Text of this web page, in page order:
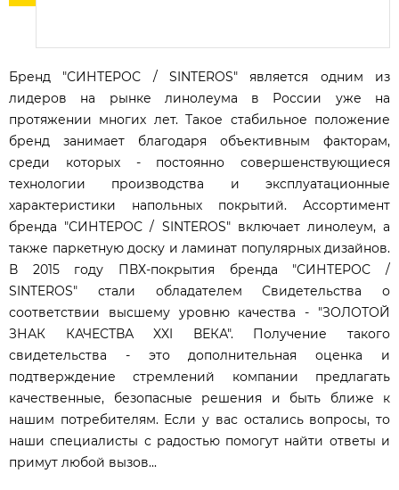
Бренд "СИНТЕРОС / SINTEROS" является одним из
лидеров на рынке линолеума в России уже на
протяжении многих лет. Такое стабильное положение
бренд занимает благодаря объективным факторам,
среди которых - постоянно совершенствующиеся
технологии производства и эксплуатационные
характеристики напольных покрытий. Ассортимент
бренда "СИНТЕРОС / SINTEROS" включает линолеум, а
также паркетную доску и ламинат популярных дизайнов.
В 2015 году ПВХ-покрытия бренда "СИНТЕРОС /
SINTEROS" стали обладателем Свидетельства о
соответствии высшему уровню качества - "ЗОЛОТОЙ
ЗНАК КАЧЕСТВА XXI ВЕКА". Получение такого
свидетельства - это дополнительная оценка и
подтверждение стремлений компании предлагать
качественные, безопасные решения и быть ближе к
нашим потребителям. Если у вас остались вопросы, то
наши специалисты с радостью помогут найти ответы и
примут любой вызов...